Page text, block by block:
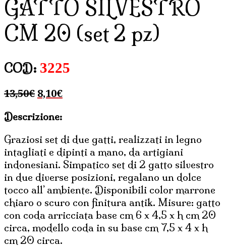
GATTO SILVESTRO
CM 20 (set 2 pz)
COD: 3225
13,50€ Il
originale
13,50€.
8,10€Il
8,10€.
Descrizione:
Graziosi set di due gatti, realizzati in legno
intagliati e dipinti a mano, da artigiani
indonesiani. Simpatico set di 2 gatto silvestro
in due diverse posizioni, regalano un dolce
tocco all’ ambiente. Disponibili color marrone
chiaro o scuro con finitura antik. Misure: gatto
con coda arricciata base cm 6 x 4,5 x h cm 20
circa, modello coda in su base cm 7,5 x 4 x h
cm 20 circa.